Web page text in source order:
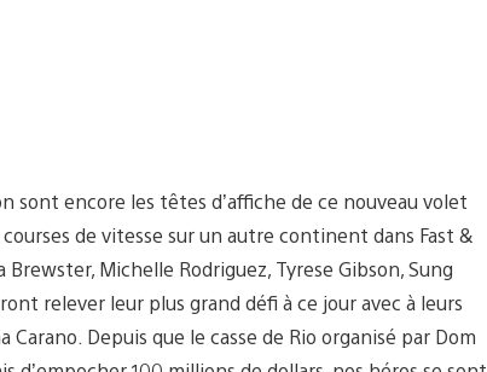
sont encore les têtes d’affiche de ce nouveau volet
de vitesse sur un autre continent dans Fast &
Michelle Rodriguez, Tyrese Gibson, Sung
relever leur plus grand défi à ce jour avec à leurs
Depuis que le casse de Rio organisé par Dom